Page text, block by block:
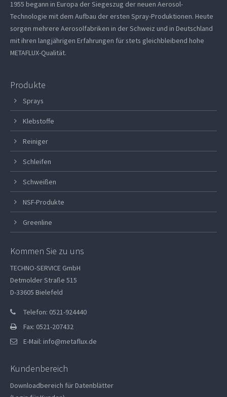
1955 begann in Europa der Siegeszug der neuen Aerosol-
Technologie mit dem Aufbau der ersten Spray-Produktionen. Heute
sorgen mehrere Aerosolfabriken in der Schweiz und in Deutschland
mit ihren langjährigen Erfahrungen für stets gleichbleibend hohe
METAFLUX-Qualität.
Produkte
Sprays
Klebstoffe
Reiniger
Schleifen
Schweißen
NSF-Produkte
Greenline
Kommen Sie zu uns
TECHNO-SERVICE GmbH
Detmolder Straße 515
D-33605 Bielefeld
Telefon: 0521-924440
Fax: 0521-207432
E-Mail: info@metaflux.de
Kundenbereich
Downloadbereich für Datenblätter